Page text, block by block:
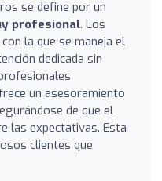
se define por un
profesional. Los
la que se maneja el
dedicada sin
un asesoramiento
de que el
las expectativas. Esta
clientes que